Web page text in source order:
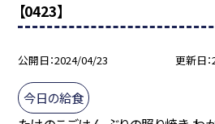
【0423】
公開日 2024/04/23 更新日
今日の給食